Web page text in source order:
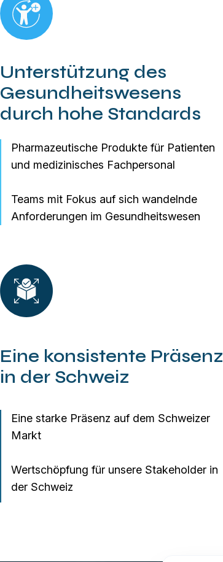
Unterstützung des
Gesundheitswesens
durch hohe Standards
Pharmazeutische Produkte für Patienten
und medizinisches Fachpersonal
Teams mit Fokus auf sich wandelnde
Anforderungen im Gesundheitswesen
Eine konsistente Präsenz
in der Schweiz
Eine starke Präsenz auf dem Schweizer
Markt
Wertschöpfung für unsere Stakeholder in
der Schweiz